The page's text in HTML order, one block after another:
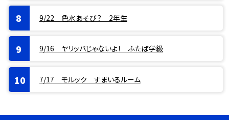
9/22 色水あそび？ 2年生
9/16 ヤリッパじゃないよ！ ふたば学級
7/17 モルック すまいるルーム